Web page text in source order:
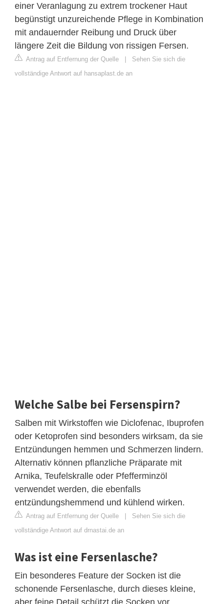
einer Veranlagung zu extrem trockener Haut
begünstigt unzureichende Pflege in Kombination
mit andauernder Reibung und Druck über
längere Zeit die Bildung von rissigen Fersen.
Antrag auf Entfernung der Quelle | Sehen Sie sich die
vollständige Antwort auf hansaplast.de an
Welche Salbe bei Fersenspirn?
Salben mit Wirkstoffen wie Diclofenac, Ibuprofen
oder Ketoprofen sind besonders wirksam, da sie
Entzündungen hemmen und Schmerzen lindern.
Alternativ können pflanzliche Präparate mit
Arnika, Teufelskralle oder Pfefferminzöl
verwendet werden, die ebenfalls
entzündungshemmend und kühlend wirken.
Antrag auf Entfernung der Quelle | Sehen Sie sich die
vollständige Antwort auf drnastai.de an
Was ist eine Fersenlasche?
Ein besonderes Feature der Socken ist die
schonende Fersenlasche, durch dieses kleine,
aber feine Detail schützt die Socken vor